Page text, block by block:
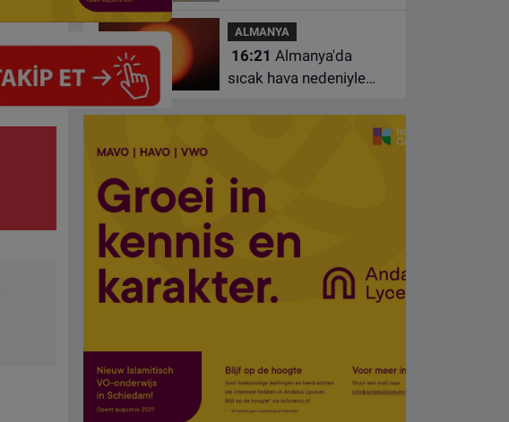
bölgeden tahliye edildi
ALMANYA
16:21
sıcak hava nedeniyle